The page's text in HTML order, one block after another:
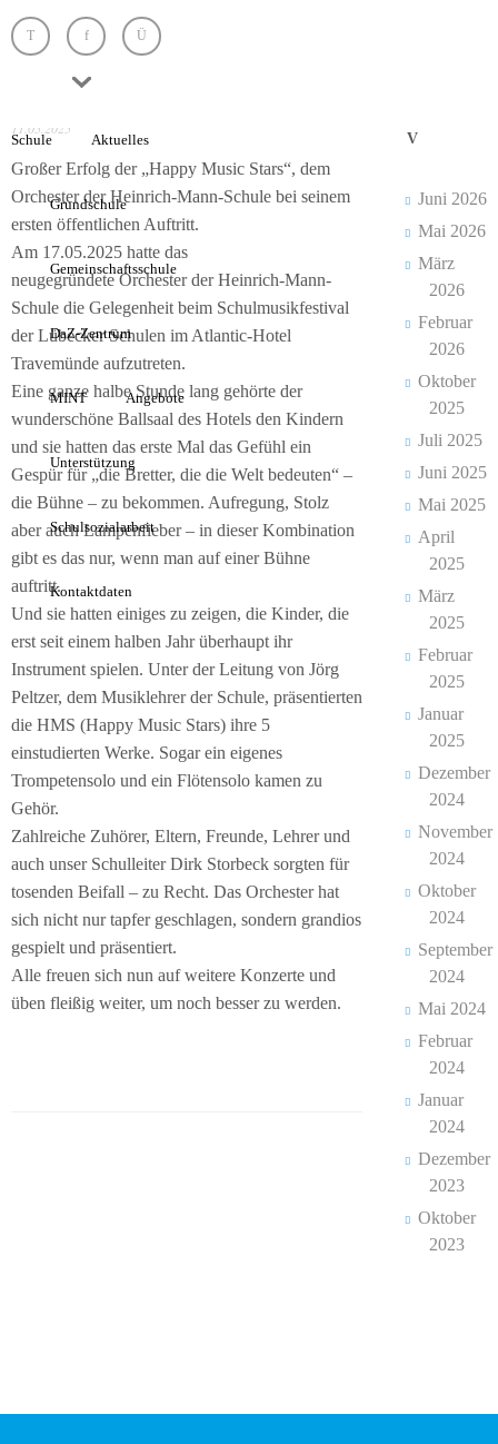
Schule Aktuelles
Grundschule
Gemeinschaftsschule
DaZ-Zentrum
MINT Angebote
Unterstützung
Schulsozialarbeit
Kontaktdaten
Heinrich Mann Schule
11.05.2025
Großer Erfolg der „Happy Music Stars“, dem
Orchester der Heinrich-Mann-Schule bei seinem
ersten öffentlichen Auftritt.
Am 17.05.2025 hatte das
neugegründete Orchester der Heinrich-Mann-
Schule die Gelegenheit beim Schulmusikfestival
der Lübecker Schulen im Atlantic-Hotel
Travemünde aufzutreten.
Eine ganze halbe Stunde lang gehörte der
wunderschöne Ballsaal des Hotels den Kindern
und sie hatten das erste Mal das Gefühl ein
Gespür für „die Bretter, die die Welt bedeuten“ –
die Bühne – zu bekommen. Aufregung, Stolz
aber auch Lampenfieber – in dieser Kombination
gibt es das nur, wenn man auf einer Bühne
auftritt.
Und sie hatten einiges zu zeigen, die Kinder, die
erst seit einem halben Jahr überhaupt ihr
Instrument spielen. Unter der Leitung von Jörg
Peltzer, dem Musiklehrer der Schule, präsentierten
die HMS (Happy Music Stars) ihre 5
einstudierten Werke. Sogar ein eigenes
Trompetensolo und ein Flötensolo kamen zu
Gehör.
Zahlreiche Zuhörer, Eltern, Freunde, Lehrer und
auch unser Schulleiter Dirk Storbeck sorgten für
tosenden Beifall – zu Recht. Das Orchester hat
sich nicht nur tapfer geschlagen, sondern grandios
gespielt und präsentiert.
Alle freuen sich nun auf weitere Konzerte und
üben fleißig weiter, um noch besser zu werden.
V
Juni 2026
Mai 2026
März
2026
Februar
2026
Oktober
2025
Juli 2025
Juni 2025
Mai 2025
April
2025
März
2025
Februar
2025
Januar
2025
Dezember
2024
November
2024
Oktober
2024
September
2024
Mai 2024
Februar
2024
Januar
2024
Dezember
2023
Oktober
2023
Schule
Grundsätze
Leitungsteam
Die
Lehrkräfte
Die
Schülervertretung
Elternarbeit
Die
in
Schulverein
Aktuelles
Newsticker
Stundenplan
Kalender
Aktuelle
Veranstaltungen
Grundschule
Das
Team